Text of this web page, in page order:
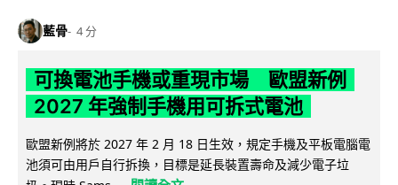
藍骨 4 分
可換電池手機或重現市場 歐盟新例
2027 年強制手機用可拆式電池
歐盟新例將於 2027 年 2 月 18 日生效，規定手機及平板電腦電
池須可由用戶自行拆換，目標是延長裝置壽命及減少電子垃